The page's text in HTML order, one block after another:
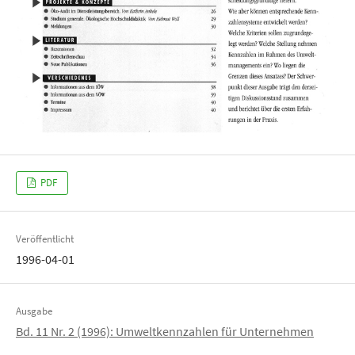
PDF
Veröffentlicht
1996-04-01
Ausgabe
Bd. 11 Nr. 2 (1996): Umweltkennzahlen für Unternehmen